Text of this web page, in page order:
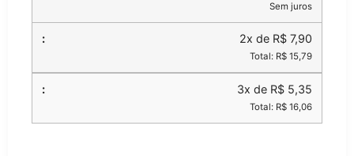
Sem juros
2x de R$ 7,90
Total: R$ 15,79
3x de R$ 5,35
Total: R$ 16,06